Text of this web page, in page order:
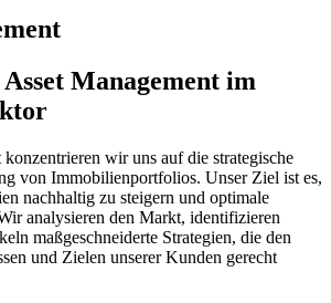
Management im
wir uns auf die strategische
von Immobilienportfolios. Unser Ziel ist es,
nachhaltig zu steigern und optimale
analysieren den Markt, identifizieren
maßgeschneiderte Strategien, die den
und Zielen unserer Kunden gerecht